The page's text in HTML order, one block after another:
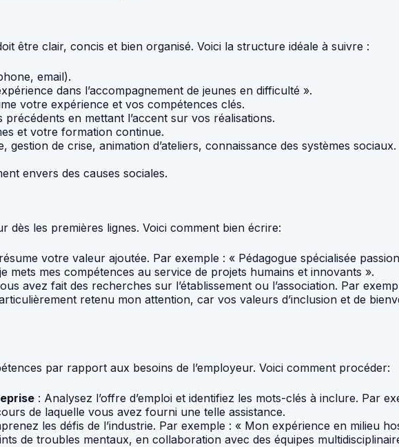
être clair, concis et bien organisé. Voici la structure idéale à suivre :
email).
dans l’accompagnement de jeunes en difficulté ».
votre expérience et vos compétences clés.
précédents en mettant l’accent sur vos réalisations.
et votre formation continue.
gestion de crise, animation d’ateliers, connaissance des systèmes sociaux.
envers des causes sociales.
dès les premières lignes. Voici comment bien écrire:
votre valeur ajoutée. Par exemple : « Pédagogue spécialisée
mets mes compétences au service de projets humains et innovants ».
avez fait des recherches sur l’établissement ou l’association. Par
retenu mon attention, car vos valeurs d’inclusion et de
par rapport aux besoins de l’employeur. Voici comment procéder:
: Analysez l’offre d’emploi et identifiez les mots-clés à inclure. Par
de laquelle vous avez fourni une telle assistance.
les défis de l’industrie. Par exemple : « Mon expérience en milieu
de troubles mentaux, en collaboration avec des équipes